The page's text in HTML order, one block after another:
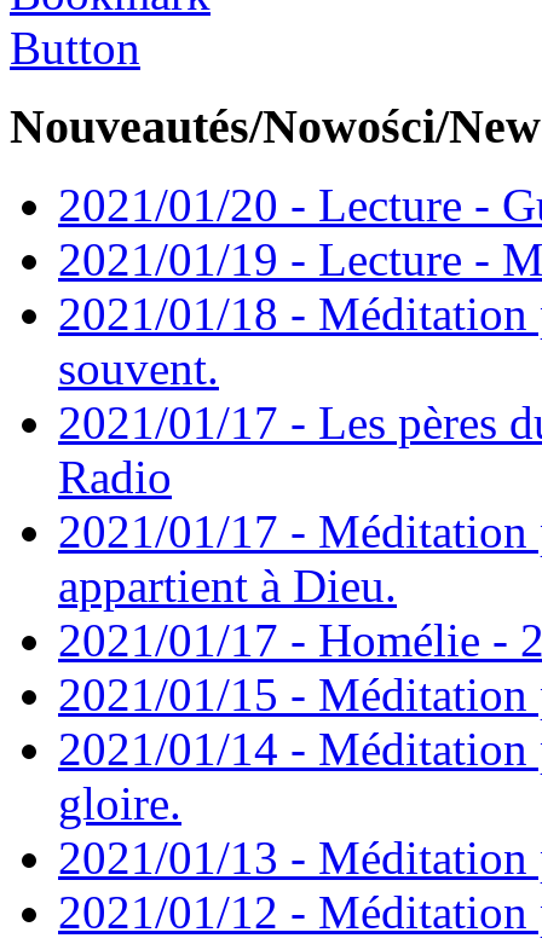
Nouveautés/Nowości/
2021/01/20 - Lecture -
2021/01/19 - Lecture -
2021/01/18 - Méditation
souvent.
2021/01/17 - Les pères
Radio
2021/01/17 - Méditation
appartient à Dieu.
2021/01/17 - Homélie -
2021/01/15 - Méditation
2021/01/14 - Méditation
gloire.
2021/01/13 - Méditation
2021/01/12 - Méditation